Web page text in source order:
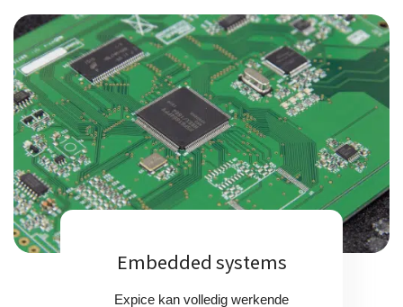
Embedded systems
Expice kan volledig werkende